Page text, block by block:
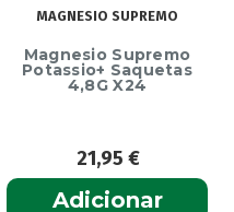
MAGNESIO SUPREMO
Magnesio Supremo
Potassio+ Saquetas
4,8G X24
21,95€
Adicionar